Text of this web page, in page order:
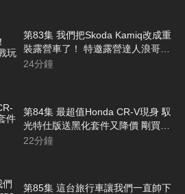
第83集 我們把Skoda Kamiq改成重
裝露營車了！ 特邀露營達人浪哥現
場教戰玩露營！
24分鐘
第84集 最超值Honda CR-V現身 馭
光特仕版送黑化套件又降價 剛買的
車主有話要說！
22分鐘
第85集 這台旅行車讓我們一直帥下